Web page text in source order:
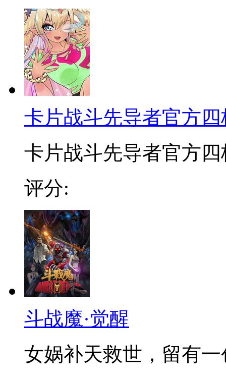
卡片战斗先导者官方
卡片战斗先导者官方
评分:
斗战魔·觉醒
女娲补天救世，留有